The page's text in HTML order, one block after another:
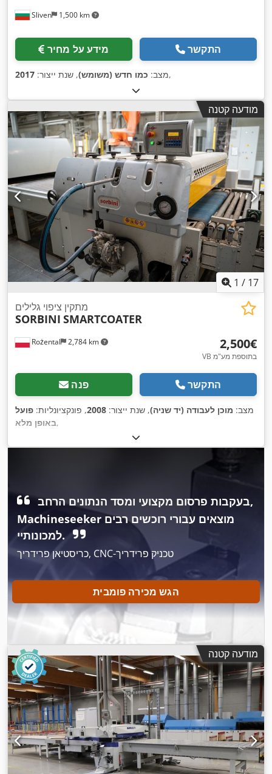
Sliven 1,500 km
מידע על מחיר התקשר
מצב: כמו חדש (משומש), שנת ייצור: 2017 ,
מודעה קטנה
1 / 17
Rożental 2,784 km
מתקין ציפוי גלילים
SORBINI SMARTCOATER
‏2,500 ‏€
VB בתוספת מע"מ
פנה התקשר
מצב: מוכן לעבודה (יד שניה), שנת ייצור: 2008, פונקציונליות: פועל
באופן מלא,
בעקבות פרסום מקצועי ומסד הנתונים הרחב,
Machineseeker מוצאים עבורי רוכשים רבים
למכונותיי.
כריסטיאן פרידריך, CNC-טכניק פרידריך
הגש מכירה פומבית
מודעה קטנה